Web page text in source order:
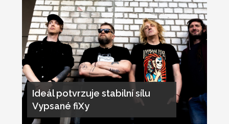
Ideál potvrzuje stabilní sílu
Vypsané fiXy